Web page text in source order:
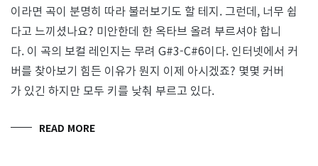
이라면 곡이 분명히 따라 불러보기도 할 테지. 그런데, 너무 쉽
다고 느끼셨나요? 미안한데 한 옥타브 올려 부르셔야 합니
다. 이 곡의 보컬 레인지는 무려 G#3-C#6이다. 인터넷에서 커
버를 찾아보기 힘든 이유가 뭔지 이제 아시겠죠? 몇몇 커버
가 있긴 하지만 모두 키를 낮춰 부르고 있다.
READ MORE